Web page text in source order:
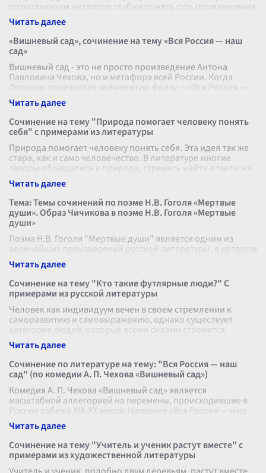
позволяющим читателю глубже понять суть произведения
и авторское отношение к г
«Вишневый сад», сочинение на тему «Вся Россия — наш
сад»
Вишневый сад - это не просто произведение Антона
Павловича Чехова, но и метафора всей России. Когда
Лопахин произносит знаменитую фразу — «Вся Россия —
наш сад», он выражает глубок
Сочинение на тему "Природа помогает человеку понять
себя" с примерами из литературы
Природа помогает человеку понять себя. Эта идея так же
стара, как и само человечество. В литературе многие
авторы обращались к природе, стремясь найти ответы на
глубинные вопросы с
Тема: Темы сочинений по поэме Н.В. Гоголя «Мертвые
души». Образ Чичикова в поэме Н.В. Гоголя «Мертвые
души»
Поэма Н.В. Гоголя "Мертвые души" является одним из
величайших произведений русской литературы, в котором
автор в мастерской форме сочетает элементы сатиры,
лирики, философской проз
Сочинение на тему "Кто такие футлярные люди?" С
примерами из русской литературы
Человек как индивидуум вечен в своем стремлении к
саморазвитию и самовыражению, однако существует
категория людей, которые всеми силами стремятся
избежать этого процесса. Они живут
Сочинение по литературе на тему: "Вся Россия — наш
сад" (по комедии А. П. Чехова «Вишневый сад»)
Комедия А. П. Чехова «Вишневый сад» является
масштабной аллегорией на перемены, происходившие в
России рубежа XIX-XX веков. Название «Вся Россия — наш
сад» может быть весьма символ
Сочинение на тему "Учитель и ученик растут вместе" с
примерами из художественной литературы